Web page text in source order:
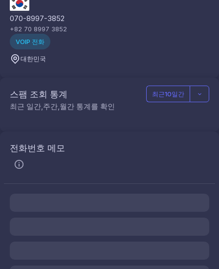
070-8997-3852
+82 70 8997 3852
VOIP 전화
대한민국
스팸 조회 통계
최근 일간,주간,월간 통계를 확인
최근10일간
전화번호 메모